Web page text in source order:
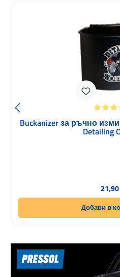
Buckanizer за ръчно
Detailing
Добави в